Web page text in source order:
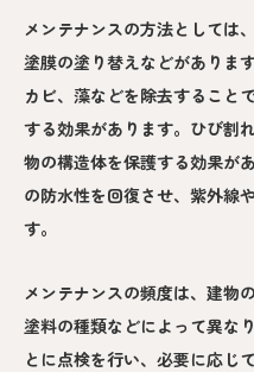
メンテナンスの方法としては
塗膜の塗り替えなどがありま
カビ、藻などを除去すること
する効果があります。ひび割
物の構造体を保護する効果が
の防水性を回復させ、紫外線
す。
メンテナンスの頻度は、建物
塗料の種類などによって異な
とに点検を行い、必要に応じ